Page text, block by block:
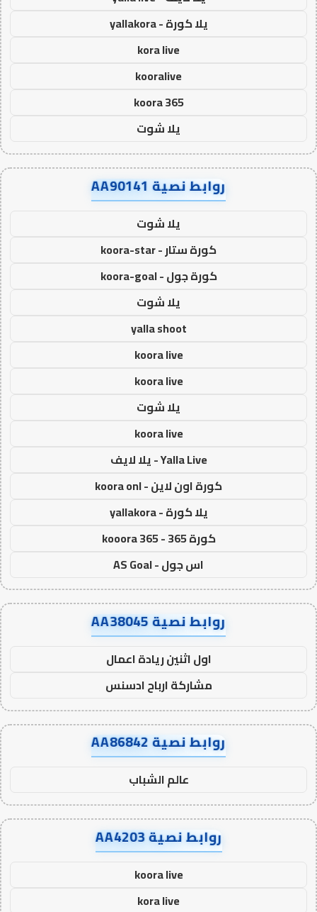
يلا كورة - yallakora
kora live
kooralive
koora 365
يلا شوت
روابط نصية AA90141
يلا شوت
كورة ستار - koora-star
كورة جول - koora-goal
يلا شوت
yalla shoot
koora live
koora live
يلا شوت
koora live
Yalla Live - يلا لايف
كورة اون لاين - koora onl
يلا كورة - yallakora
كورة 365 - kooora 365
اس جول - AS Goal
روابط نصية AA38045
اول اثنين ريادة اعمال
مشاركة ارباح ادسنس
روابط نصية AA86842
عالم الشباب
روابط نصية AA4203
koora live
kora live